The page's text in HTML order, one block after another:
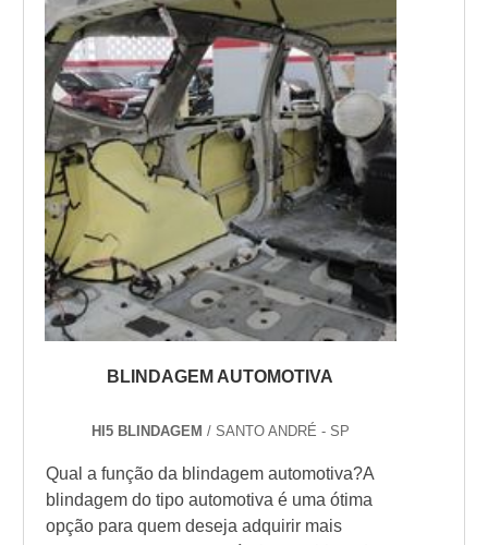
seus equipamentos e serviços requisitados
serão de ótima qualidade.Benefícios da
blindage...
BLINDAGEM AUTOMOTIVA
HI5 BLINDAGEM / SANTO ANDRÉ - SP
Qual a função da blindagem automotiva?A
blindagem do tipo automotiva é uma ótima
opção para quem deseja adquirir mais